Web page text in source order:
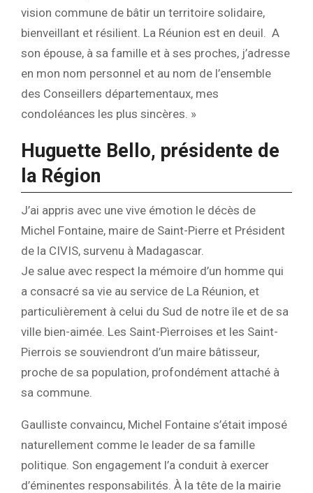
vision commune de bâtir un territoire solidaire,
bienveillant et résilient. La Réunion est en deuil. A
son épouse, à sa famille et à ses proches, j’adresse
en mon nom personnel et au nom de l’ensemble
des Conseillers départementaux, mes
condoléances les plus sincères. »
Huguette Bello, présidente de
la Région
J’ai appris avec une vive émotion le décès de
Michel Fontaine, maire de Saint-Pierre et Président
de la CIVIS, survenu à Madagascar.
Je salue avec respect la mémoire d’un homme qui
a consacré sa vie au service de La Réunion, et
particulièrement à celui du Sud de notre île et de sa
ville bien-aimée. Les Saint-Pìerroises et les Saint-
Pierrois se souviendront d’un maire bâtisseur,
proche de sa population, profondément attaché à
sa commune.
Gaulliste convaincu, Michel Fontaine s’était imposé
naturellement comme le leader de sa famille
politique. Son engagement l’a conduit à exercer
d’éminentes responsabilités. À la tête de la mairie